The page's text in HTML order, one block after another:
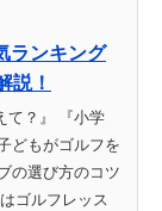
ランキング
説！
て？』 『小学
どもがゴルフを
の選び方のコツ
ゴルフレッス